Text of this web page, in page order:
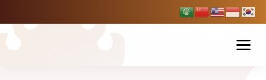
to
content